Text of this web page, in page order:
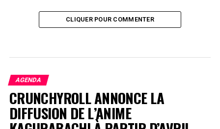
CLIQUER POUR COMMENTER
AGENDA
CRUNCHYROLL ANNONCE LA
DIFFUSION DE L’ANIME